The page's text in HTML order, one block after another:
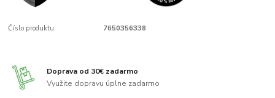
Číslo produktu: 7650356338
Doprava od 30€ zadarmo
Využite dopravu úplne zadarmo